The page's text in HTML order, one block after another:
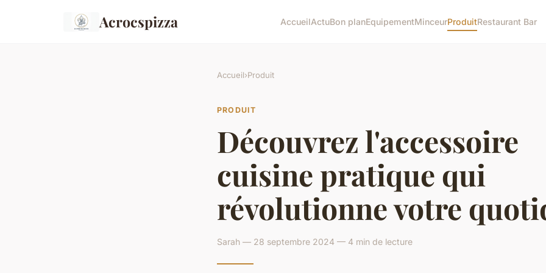
Acrocspizza AccueilActuBon planEquipementMinceurProduitRestaurant Bar
Accueil›Produit
PRODUIT
Découvrez l'accessoire
cuisine pratique qui
révolutionne votre
Sarah — 28 septembre 2024 — 4 min de lecture